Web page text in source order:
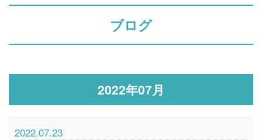
ブログ
2022年07月
2022.07.23